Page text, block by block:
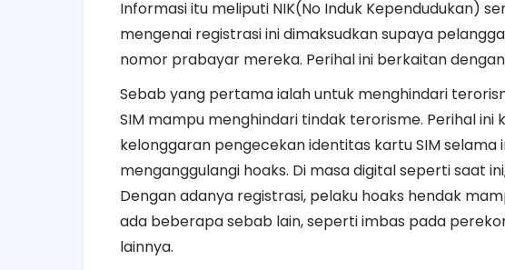
Informasi itu meliputi NIK(No Induk Kependudukan)
mengenai registrasi ini dimaksudkan supaya
nomor prabayar mereka. Perihal ini berkaitan
Sebab yang pertama ialah untuk menghindari
SIM mampu menghindari tindak terorisme. Perihal
kelonggaran pengecekan identitas kartu SIM selama
menganggulangi hoaks. Di masa digital seperti saat
Dengan adanya registrasi, pelaku hoaks hendak
ada beberapa sebab lain, seperti imbas pada
lainnya.